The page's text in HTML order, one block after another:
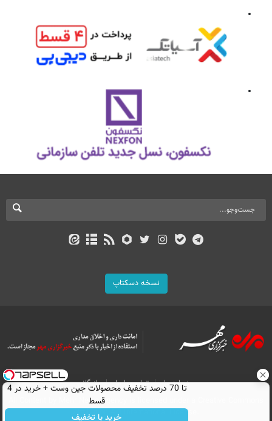
نسخه دسکتاپ
درباره ما تماس با ما
بازرگانی
All Content by Mehr News Agency is licensed under a Creative Commons
Attribution 4.0 International License.
تا 70 درصد تخفیف محصولات جین وست + خرید در 4
قسط
خرید با تخفیف